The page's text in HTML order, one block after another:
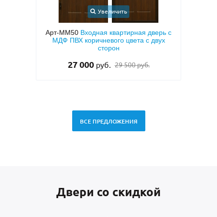
Увеличить
Арт-ММ1573Входная дверь с
металлофиленкой, бугельной ручкой и
темно-серым порошковым покрытием
45 000руб.
ВСЕ ПРЕДЛОЖЕНИЯ
Двери со скидкой